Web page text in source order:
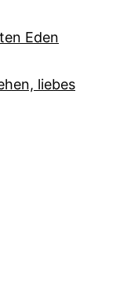
Eden
liebes